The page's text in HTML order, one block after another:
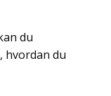
du
hvordan du